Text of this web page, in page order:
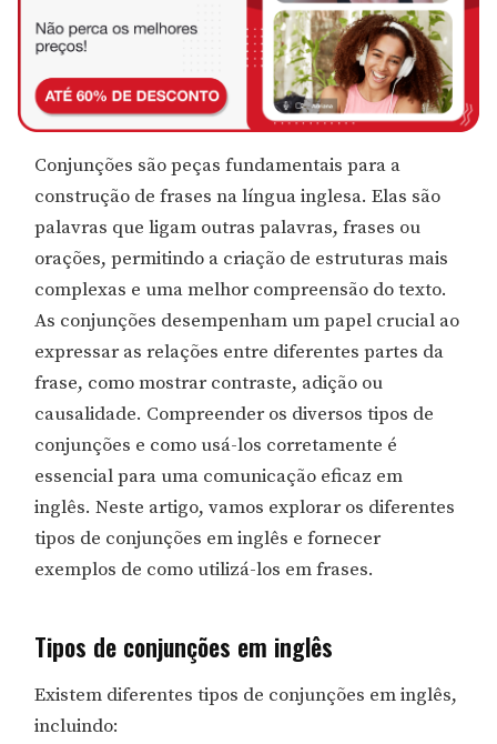
Conjunções são peças fundamentais para a
construção de frases na língua inglesa. Elas são
palavras que ligam outras palavras, frases ou
orações, permitindo a criação de estruturas mais
complexas e uma melhor compreensão do texto.
As conjunções desempenham um papel crucial ao
expressar as relações entre diferentes partes da
frase, como mostrar contraste, adição ou
causalidade. Compreender os diversos tipos de
conjunções e como usá-los corretamente é
essencial para uma comunicação eficaz em
inglês. Neste artigo, vamos explorar os diferentes
tipos de conjunções em inglês e fornecer
exemplos de como utilizá-los em frases.
Tipos de conjunções em inglês
Existem diferentes tipos de conjunções em inglês,
incluindo: